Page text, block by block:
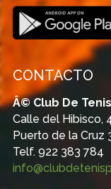
CONTACTO
Â© Club De
Calle del Hibisco,
Puerto de la Cruz
Telf. 922 383 784